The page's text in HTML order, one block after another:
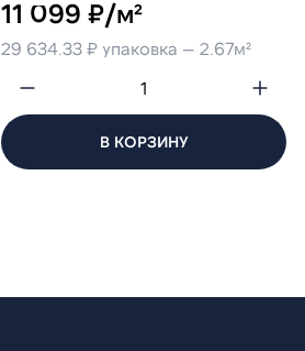
11 099 ₽/м²
29 634.33 ₽ упаковка — 2.67м²
В КОРЗИНУ